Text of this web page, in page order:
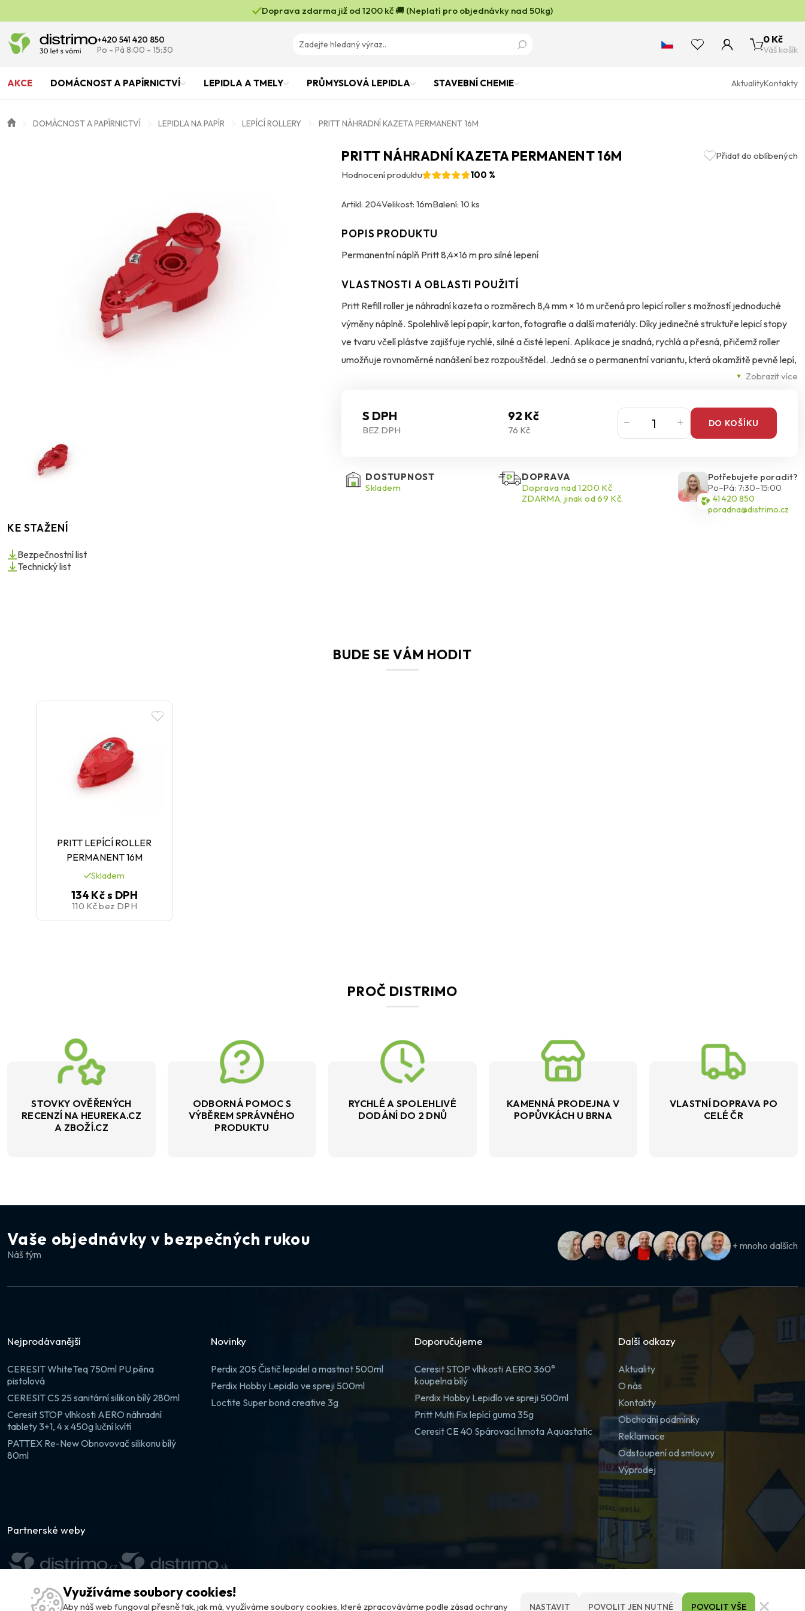
Doprava zdarma již od 1200 kč 🚚 (Neplatí pro objednávky nad 50kg)
+420 541 420 850
Po - Pá 8:00 - 15:30
0 Kč
Váš košík
AKCE DOMÁCNOST A PAPÍRNICTVÍ LEPIDLA A TMELY PRŮMYSLOVÁ LEPIDLA STAVEBNÍ CHEMIE AktualityKontakty
DOMÁCNOST A PAPÍRNICTVÍ LEPIDLA NA PAPÍR LEPÍCÍ ROLLERY PRITT NÁHRADNÍ KAZETA PERMANENT 16M
PRITT NÁHRADNÍ KAZETA PERMANENT 16M
Přidat do oblíbených
Hodnocení produktu
100 %
Artikl: 204Velikost: 16mBalení: 10 ks
KE STAŽENÍ
Bezpečnostní list
Technický list
POPIS PRODUKTU
Permanentní náplň Pritt 8,4×16 m pro silné lepení
Zobrazit více
VLASTNOSTI A OBLASTI POUŽITÍ
Pritt Refill roller je náhradní kazeta o rozměrech 8,4 mm × 16 m určená pro lepicí roller s možností jednoduché
výměny náplně. Spolehlivě lepí papír, karton, fotografie a další materiály. Díky jedinečné struktuře lepicí stopy
ve tvaru včelí plástve zajišťuje rychlé, silné a čisté lepení. Aplikace je snadná, rychlá a přesná, přičemž roller
umožňuje rovnoměrné nanášení bez rozpouštědel. Jedná se o permanentní variantu, která okamžitě pevně lepí,
neroztéká se a poskytuje vysokou výslednou lepicí sílu. Po spotřebování pásky lze jednoduše vložit novou náplň,
S DPH 92 Kč
BEZ DPH 76 Kč
DO KOŠÍKU
DOSTUPNOST
Skladem
DOPRAVA
Doprava nad 1200 Kč
ZDARMA, jinak od 69 Kč.
Potřebujete poradit?
Po–Pá: 7:30–15:00
541 420 850
poradna@distrimo.cz
BUDE SE VÁM HODIT
PRITT LEPÍCÍ ROLLER
PERMANENT 16M
Skladem
134 Kčs DPH
110 Kčbez DPH
PROČ DISTRIMO
STOVKY OVĚŘENÝCH
RECENZÍ NA HEUREKA.CZ
A ZBOŽÍ.CZ
ODBORNÁ POMOC S
VÝBĚREM SPRÁVNÉHO
PRODUKTU
RYCHLÉ A SPOLEHLIVÉ
DODÁNÍ DO 2 DNŮ
KAMENNÁ PRODEJNA V
POPŮVKÁCH U BRNA
VLASTNÍ DOPRAVA PO
CELÉ ČR
Vaše objednávky v bezpečných rukou
Náš tým
+ mnoho dalších
Nejprodávanější
CERESIT WhiteTeq 750ml PU pěna
pistolová
CERESIT CS 25 sanitární silikon bílý 280ml
Ceresit STOP vlhkosti AERO náhradní
tablety 3+1, 4 x 450g luční kvítí
PATTEX Re-New Obnovovač silikonu bílý
80ml
Novinky
Perdix 205 Čistič lepidel a mastnot 500ml
Perdix Hobby Lepidlo ve spreji 500ml
Loctite Super bond creative 3g
Doporučujeme
Ceresit STOP vlhkosti AERO 360°
koupelna bílý
Perdix Hobby Lepidlo ve spreji 500ml
Pritt Multi Fix lepící guma 35g
Ceresit CE 40 Spárovací hmota Aquastatic
Další odkazy
Aktuality
O nás
Kontakty
Obchodní podmínky
Reklamace
Odstoupení od smlouvy
Výprodej
Partnerské weby
Využíváme soubory cookies!
Aby náš web fungoval přesně tak, jak má, využíváme soubory cookies, které zpracováváme podle zásad ochrany NASTAVIT POVOLIT JEN NUTNÉ POVOLIT VŠE